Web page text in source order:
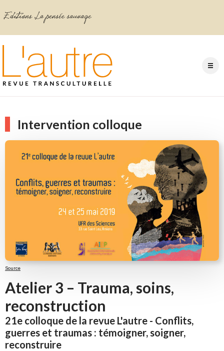
Intervention colloque
Source
Atelier 3 – Trauma, soins,
reconstruction
21e colloque de la revue L'autre - Conflits,
guerres et traumas : témoigner, soigner,
reconstruire